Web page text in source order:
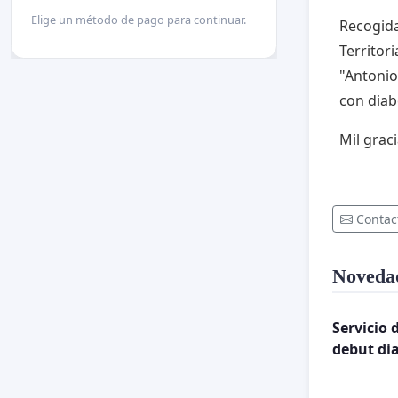
con
Mil
Servicio
debut
Elige un método de pago para continuar.